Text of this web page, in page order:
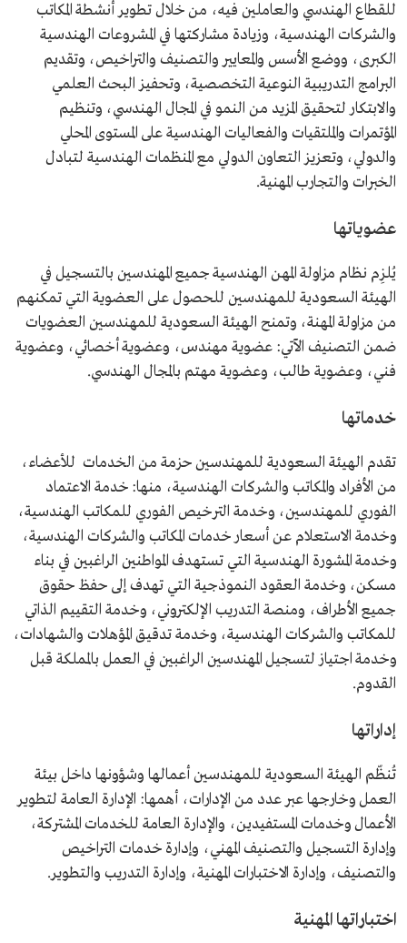
للقطاع الهندسي والعاملين فيه، من خلال تطوير أنشطة المكاتب
والشركات الهندسية، وزيادة مشاركتها في المشروعات الهندسية
الكبرى، ووضع الأسس والمعايير والتصنيف والتراخيص، وتقديم
البرامج التدريبية النوعية التخصصية، وتحفيز البحث العلمي
والابتكار لتحقيق المزيد من النمو في المجال الهندسي، وتنظيم
المؤتمرات والملتقيات والفعاليات الهندسية على المستوى المحلي
والدولي، وتعزيز التعاون الدولي مع المنظمات الهندسية لتبادل
الخبرات والتجارب المهنية.
عضوياتها
يُلزِم نظام مزاولة المهن الهندسية جميع المهندسين بالتسجيل في
الهيئة السعودية للمهندسين للحصول على العضوية التي تمكنهم
من مزاولة المهنة، وتمنح الهيئة السعودية للمهندسين العضويات
ضمن التصنيف الآتي: عضوية مهندس، وعضوية أخصائي، وعضوية
فني، وعضوية طالب، وعضوية مهتم بالمجال الهندسي.
خدماتها
تقدم الهيئة السعودية للمهندسين حزمة من الخدمات للأعضاء،
من الأفراد والمكاتب والشركات الهندسية، منها: خدمة الاعتماد
الفوري للمهندسين، وخدمة الترخيص الفوري للمكاتب الهندسية،
وخدمة الاستعلام عن أسعار خدمات المكاتب والشركات الهندسية،
وخدمة المشورة الهندسية التي تستهدف المواطنين الراغبين في بناء
مسكن، وخدمة العقود النموذجية التي تهدف إلى حفظ حقوق
جميع الأطراف، ومنصة التدريب الإلكتروني، وخدمة التقييم الذاتي
للمكاتب والشركات الهندسية، وخدمة تدقيق المؤهلات والشهادات،
وخدمة اجتياز لتسجيل المهندسين الراغبين في العمل بالمملكة قبل
القدوم.
إداراتها
تُنظّم الهيئة السعودية للمهندسين أعمالها وشؤونها داخل بيئة
العمل وخارجها عبر عدد من الإدارات، أهمها: الإدارة العامة لتطوير
الأعمال وخدمات المستفيدين، والإدارة العامة للخدمات المشتركة،
وإدارة التسجيل والتصنيف المهني، وإدارة خدمات التراخيص
والتصنيف، وإدارة الاختبارات المهنية، وإدارة التدريب والتطوير.
اختباراتها المهنية